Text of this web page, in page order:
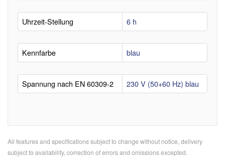
Uhrzeit-Stellung 6 h
Kennfarbe blau
Spannung nach EN 60309-2 230 V (50+60 Hz) blau
All features and specifications subject to change without notice, delivery
subject to availability, correction of errors and omissions excepted.